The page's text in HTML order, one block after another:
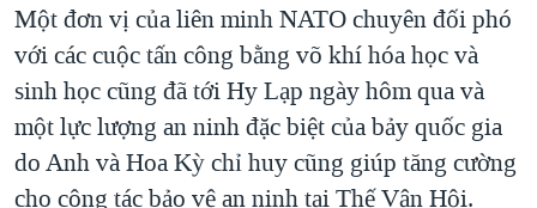
Một đơn vị của liên minh NATO chuyên đối phó
với các cuộc tấn công bằng võ khí hóa học và
sinh học cũng đã tới Hy Lạp ngày hôm qua và
một lực lượng an ninh đặc biệt của bảy quốc gia
do Anh và Hoa Kỳ chỉ huy cũng giúp tăng cường
cho công tác bảo vệ an ninh tại Thế Vận Hội.